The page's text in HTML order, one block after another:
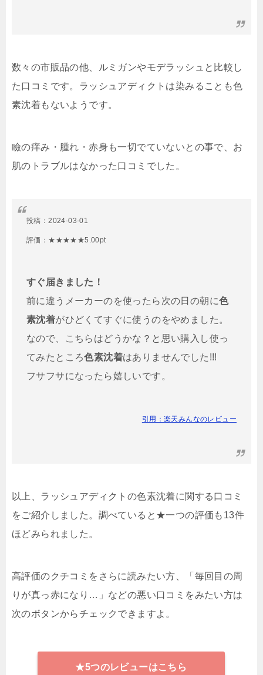
数々の市販品の他、ルミガンやモデラッシュと比較し
た口コミです。ラッシュアディクトは染みることも色
素沈着もないようです。
瞼の痒み・腫れ・赤身も一切でていないとの事で、お
肌のトラブルはなかった口コミでした。
投稿：2024-03-01
評価：★★★★★5.00pt
すぐ届きました！
前に違うメーカーのを使ったら次の日の朝に色
素沈着がひどくてすぐに使うのをやめました。
なので、こちらはどうかな？と思い購入し使っ
てみたところ色素沈着はありませんでした!!!
フサフサになったら嬉しいです。
引用：楽天みんなのレビュー
以上、ラッシュアディクトの色素沈着に関する口コミ
をご紹介しました。調べていると★一つの評価も13件
ほどみられました。
高評価のクチコミをさらに読みたい方、「毎回目の周
りが真っ赤になり…」などの悪い口コミをみたい方は
次のボタンからチェックできますよ。
★5つのレビューはこちら